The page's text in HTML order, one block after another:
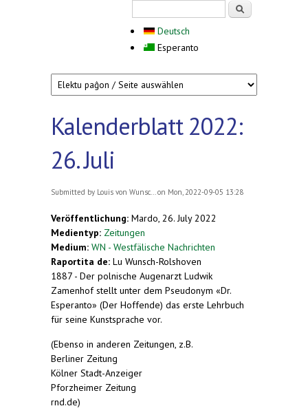
Deutsch
Esperanto
Kalenderblatt 2022:
26. Juli
Submitted by Louis von Wunsc... on Mon, 2022-09-05 13:28
Veröffentlichung: Mardo, 26. July 2022
Medientyp: Zeitungen
Medium: WN - Westfälische Nachrichten
Raportita de: Lu Wunsch-Rolshoven
1887 - Der polnische Augenarzt Ludwik
Zamenhof stellt unter dem Pseudonym «Dr.
Esperanto» (Der Hoffende) das erste Lehrbuch
für seine Kunstsprache vor.
(Ebenso in anderen Zeitungen, z.B.
Berliner Zeitung
Kölner Stadt-Anzeiger
Pforzheimer Zeitung
rnd.de)